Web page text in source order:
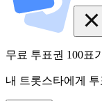
무료 투표권 100표
내 트롯스타에게